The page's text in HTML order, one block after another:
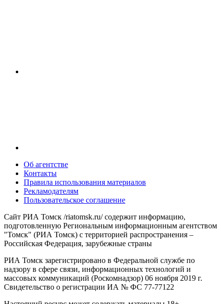
Об агентстве
Контакты
Правила использования материалов
Рекламодателям
Пользовательское соглашение
Сайт РИА Томск /riatomsk.ru/ содержит информацию,
подготовленную Региональным информационным агентством
"Томск" (РИА Томск) с территорией распространения –
Российская Федерация, зарубежные страны
РИА Томск зарегистрировано в Федеральной службе по
надзору в сфере связи, информационных технологий и
массовых коммуникаций (Роскомнадзор) 06 ноября 2019 г.
Свидетельство о регистрации ИА № ФС 77-77122